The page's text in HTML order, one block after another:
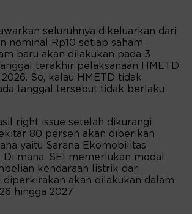
seluruhnya dikeluarkan dari
nominal Rp10 setiap saham.
baru akan dilakukan pada 3
terakhir pelaksanaan HMETD
So, kalau HMETD tidak
tanggal tersebut tidak berlaku
right issue setelah dikurangi
80 persen akan diberikan
yaitu Sarana Ekomobilitas
Di mana, SEI memerlukan modal
kendaraan listrik dari
diperkirakan akan dilakukan dalam
hingga 2027.